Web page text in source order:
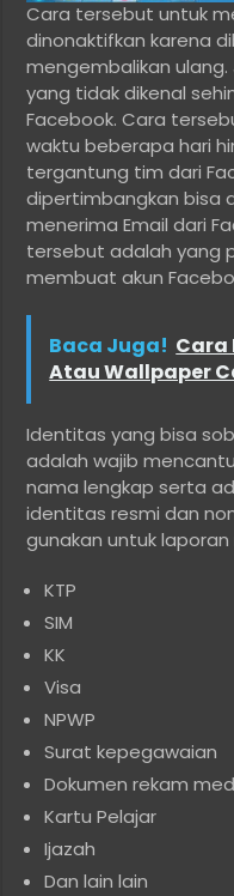
Cara tersebut untuk
dinonaktifkan karena
mengembalikan
yang tidak dikenal
Facebook. Cara
waktu beberapa hari
tergantung tim dari
dipertimbangkan bisa
menerima Email dari
tersebut adalah yang
membuat akun
Baca Juga! Cara
Atau Wallpaper
Identitas yang bisa
adalah wajib
nama lengkap serta
identitas resmi dan
gunakan untuk
KTP
SIM
KK
Visa
NPWP
Surat kepegawaian
Dokumen rekam
Kartu Pelajar
Ijazah
Dan lain lain